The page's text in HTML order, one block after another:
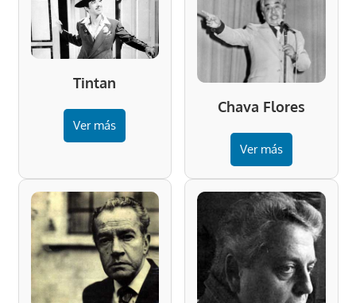
Tintan
Ver más
Chava Flores
Ver más